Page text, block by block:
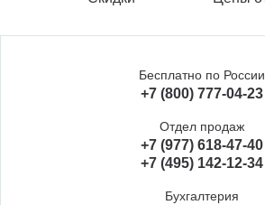
Бесплатно по России
+7 (800) 777-04-23
Отдел продаж
+7 (977) 618-47-40
+7 (495) 142-12-34
Бухгалтерия